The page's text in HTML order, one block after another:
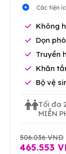
Các tiện
Không
Dọn
Truyền
Khăn
Bộ vệ
Tối đa
MIỄN
506.036 VND
465.553